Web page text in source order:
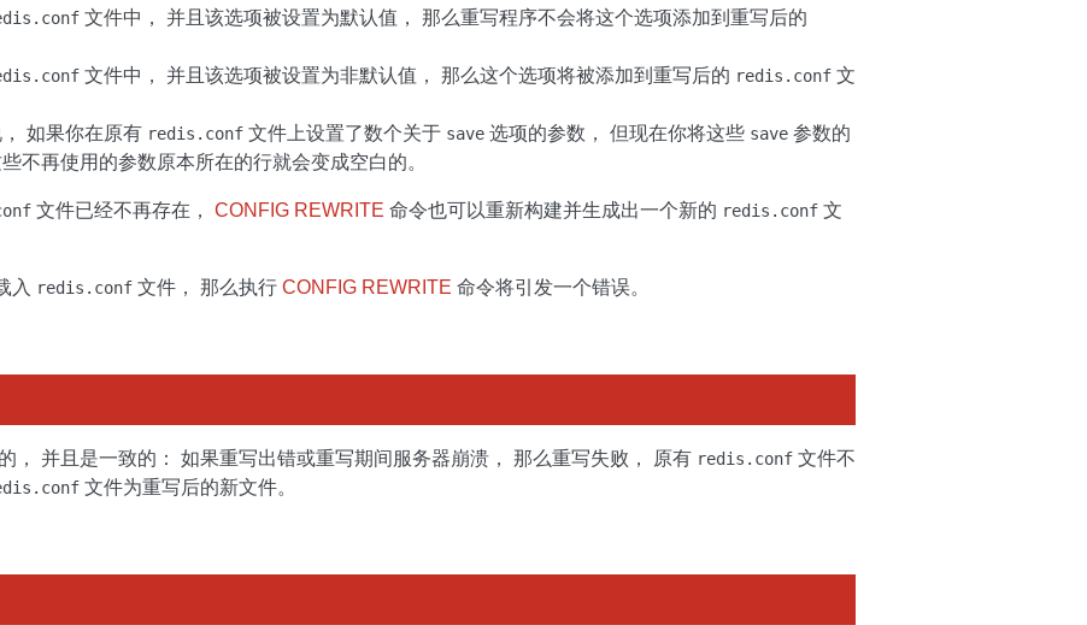
文件中， 并且该选项被设置为默认值， 那么重写程序不会将这个选项添加到重写后的
文件中， 并且该选项被设置为非默认值， 那么这个选项将被添加到重写后的 redis.conf 文
如果你在原有 redis.conf 文件上设置了数个关于 save 选项的参数， 但现在你将这些 save 参数的
不再使用的参数原本所在的行就会变成空白的。
文件已经不再存在， CONFIG REWRITE 命令也可以重新构建并生成出一个新的 redis.conf 文
入 redis.conf 文件， 那么执行 CONFIG REWRITE 命令将引发一个错误。
， 并且是一致的： 如果重写出错或重写期间服务器崩溃， 那么重写失败， 原有 redis.conf 文件不
文件为重写后的新文件。